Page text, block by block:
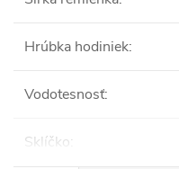
Hrúbka hodiniek:
Vodotesnosť:
Sklíčko: